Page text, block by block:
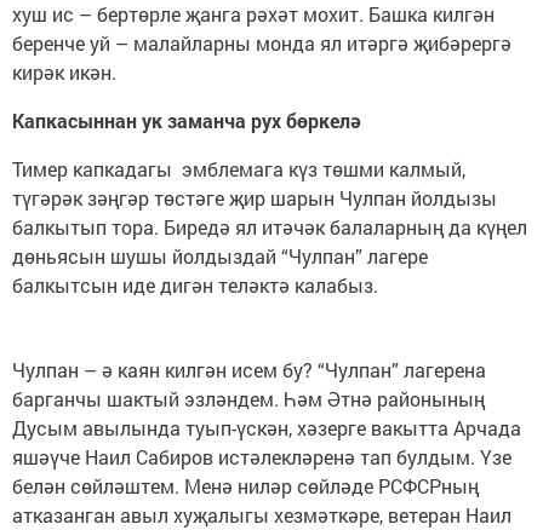
хуш ис – бертөрле җанга рәхәт мохит. Башка килгән
беренче уй – малайларны монда ял итәргә җибәрергә
кирәк икән.
Капкасыннан ук заманча рух бөркелә
Тимер капкадагы эмблемага күз төшми калмый,
түгәрәк зәңгәр төстәге җир шарын Чулпан йолдызы
балкытып тора. Биредә ял итәчәк балаларның да күңел
дөньясын шушы йолдыздай “Чулпан” лагере
балкытсын иде дигән теләктә калабыз.
Чулпан – ә каян килгән исем бу? “Чулпан” лагерена
барганчы шактый эзләндем. Һәм Әтнә районының
Дусым авылында туып-үскән, хәзерге вакытта Арчада
яшәүче Наил Сабиров истәлекләренә тап булдым. Үзе
белән сөйләштем. Менә ниләр сөйләде РСФСРның
атказанган авыл хуҗалыгы хезмәткәре, ветеран Наил